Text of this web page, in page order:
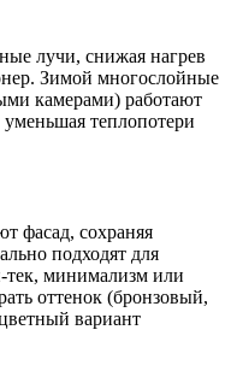
лучи, снижая нагрев
Зимой многослойные
камерами) работают
теплопотери
фасад, сохраняя
подходят для
тек, минимализм или
оттенок (бронзовый,
вариант